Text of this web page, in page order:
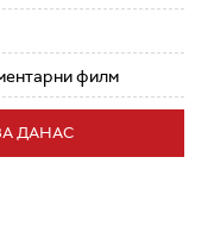
филм
ДАНАС